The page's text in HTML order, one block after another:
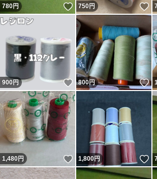
780円 いいね！
750円
900円 いいね！
800円
1,480円 いいね！
1,800円